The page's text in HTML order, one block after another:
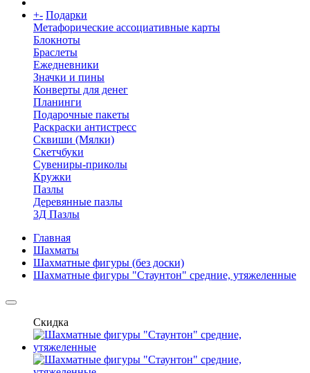
+- Подарки
Метафорические ассоциативные карты
Блокноты
Браслеты
Ежедневники
Значки и пины
Конверты для денег
Планинги
Подарочные пакеты
Раскраски антистресс
Сквиши (Мялки)
Скетчбуки
Сувениры-приколы
Кружки
Пазлы
Деревянные пазлы
3Д Пазлы
Главная
Шахматы
Шахматные фигуры (без доски)
Шахматные фигуры "Стаунтон" средние, утяжеленные
Скидка